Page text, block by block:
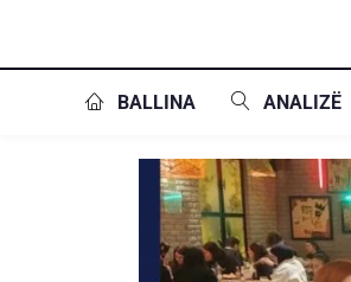
BALLINA ANALIZË